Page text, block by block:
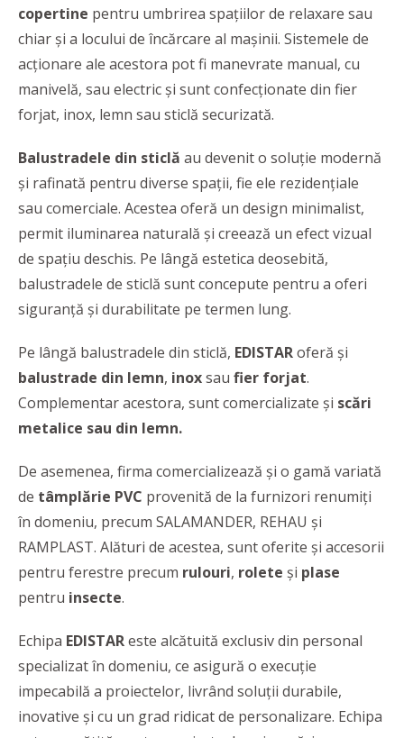
copertine pentru umbrirea spaţiilor de relaxare sau
chiar şi a locului de încărcare al maşinii. Sistemele de
acţionare ale acestora pot fi manevrate manual, cu
manivelă, sau electric şi sunt confecţionate din fier
forjat, inox, lemn sau sticlă securizată.
Balustradele din sticlă au devenit o soluție modernă
și rafinată pentru diverse spații, fie ele rezidențiale
sau comerciale. Acestea oferă un design minimalist,
permit iluminarea naturală și creează un efect vizual
de spațiu deschis. Pe lângă estetica deosebită,
balustradele de sticlă sunt concepute pentru a oferi
siguranță și durabilitate pe termen lung.
Pe lângă balustradele din sticlă, EDISTARoferă şi
balustrade din lemn, inoxsau fier forjat.
Complementar acestora, sunt comercializate şi scări
metalice sau din lemn.
De asemenea, firma comercializează şi o gamă variată
de tâmplărie PVC provenită de la furnizori renumiţi
în domeniu, precum SALAMANDER, REHAU şi
RAMPLAST. Alături de acestea, sunt oferite şi accesorii
pentru ferestre precum rulouri, rolete şi plase
pentru insecte.
Echipa EDISTAReste alcătuită exclusiv din personal
specializat în domeniu, ce asigură o execuţie
impecabilă a proiectelor, livrând soluţii durabile,
inovative şi cu un grad ridicat de personalizare. Echipa